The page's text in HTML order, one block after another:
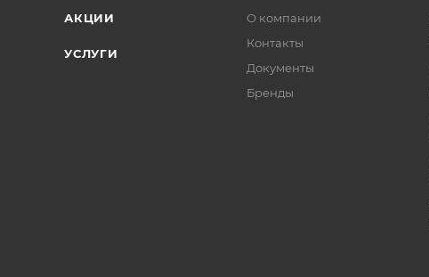
АКЦИИ
УСЛУГИ
О компании
Контакты
Документы
Бренды